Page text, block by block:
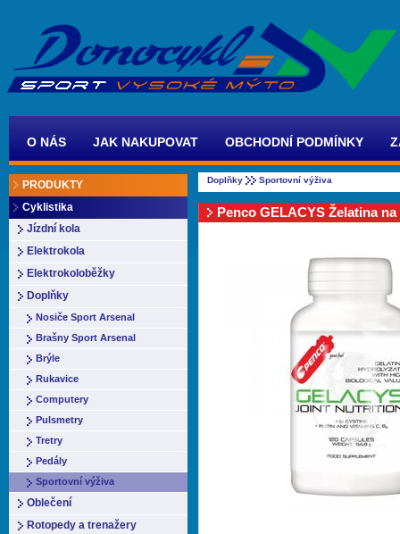
O NÁS JAK NAKUPOVAT OBCHODNÍ PODMÍNKY
PRODUKTY
Cyklistika
Jízdní kola
Elektrokola
Elektrokoloběžky
Doplňky
Nosiče Sport Arsenal
Brašny Sport Arsenal
Brýle
Rukavice
Computery
Pulsmetry
Tretry
Pedály
Sportovní výživa
Oblečení
Rotopedy a trenažery
Doplňky Sportovní výživa
Penco GELACYS Želatina